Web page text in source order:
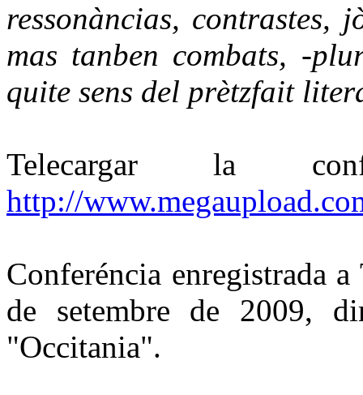
ressonàncias, contrastes,
mas tanben combats, -
quite sens del prètzfait
Telecargar la
http://
Conferéncia enregistrada
de setembre de 2009,
"Occitania".